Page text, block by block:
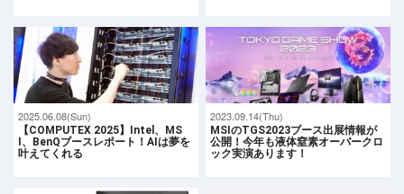
2025.06.08(Sun)
【COMPUTEX 2025】Intel、MS
I、BenQブースレポート！AIは夢を
叶えてくれる
2023.09.14(Thu)
MSIのTGS2023ブース出展情報が
公開！今年も液体窒素オーバークロ
ック実演あります！